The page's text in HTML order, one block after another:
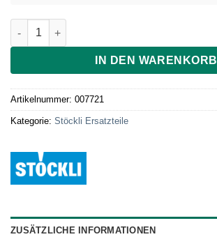
Deckel für Stöckli Dörrgerät Menge
IN DEN WARENKORB
Artikelnummer: 007721
Kategorie: Stöckli Ersatzteile
ZUSÄTZLICHE INFORMATIONEN